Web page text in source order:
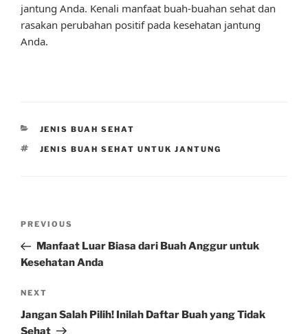
jantung Anda. Kenali manfaat buah-buahan sehat dan
rasakan perubahan positif pada kesehatan jantung
Anda.
CATEGORIES
JENIS BUAH SEHAT
TAGS
JENIS BUAH SEHAT UNTUK JANTUNG
Previous
Post
PREVIOUS
Manfaat Luar Biasa dari Buah Anggur untuk
Kesehatan Anda
Next
Post
NEXT
Jangan Salah Pilih! Inilah Daftar Buah yang Tidak
Sehat